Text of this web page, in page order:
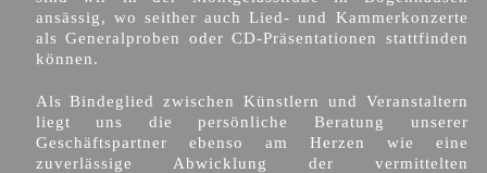
ansässig, wo seither auch Lied- und Kammerkonzerte
als Generalproben oder CD-Präsentationen stattfinden
können.
Als Bindeglied zwischen Künstlern und Veranstaltern
liegt uns die persönliche Beratung unserer
Geschäftspartner ebenso am Herzen wie eine
zuverlässige Abwicklung der vermittelten